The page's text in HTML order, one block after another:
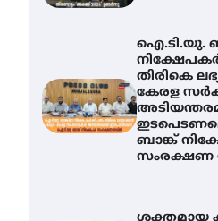
ഐ.ടി.യു.
തിരികെ
കേരള
ബാങ്ക്
സംരക്ഷണ